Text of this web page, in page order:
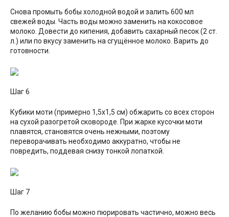
Снова промыть бобы холодной водой и залить 600 мл
свежей воды. Часть воды можно заменить на кокосовое
молоко. Довести до кипения, добавить сахарный песок (2 ст.
л.) или по вкусу заменить на сгущённое молоко. Варить до
готовности.
Шаг 6
Кубики моти (примерно 1,5х1,5 см) обжарить со всех сторон
на сухой разогретой сковороде. При жарке кусочки моти
плавятся, становятся очень нежными, поэтому
переворачивать необходимо аккуратно, чтобы не
повредить, поддевая снизу тонкой лопаткой.
Шаг 7
По желанию бобы можно пюрировать частично, можно весь